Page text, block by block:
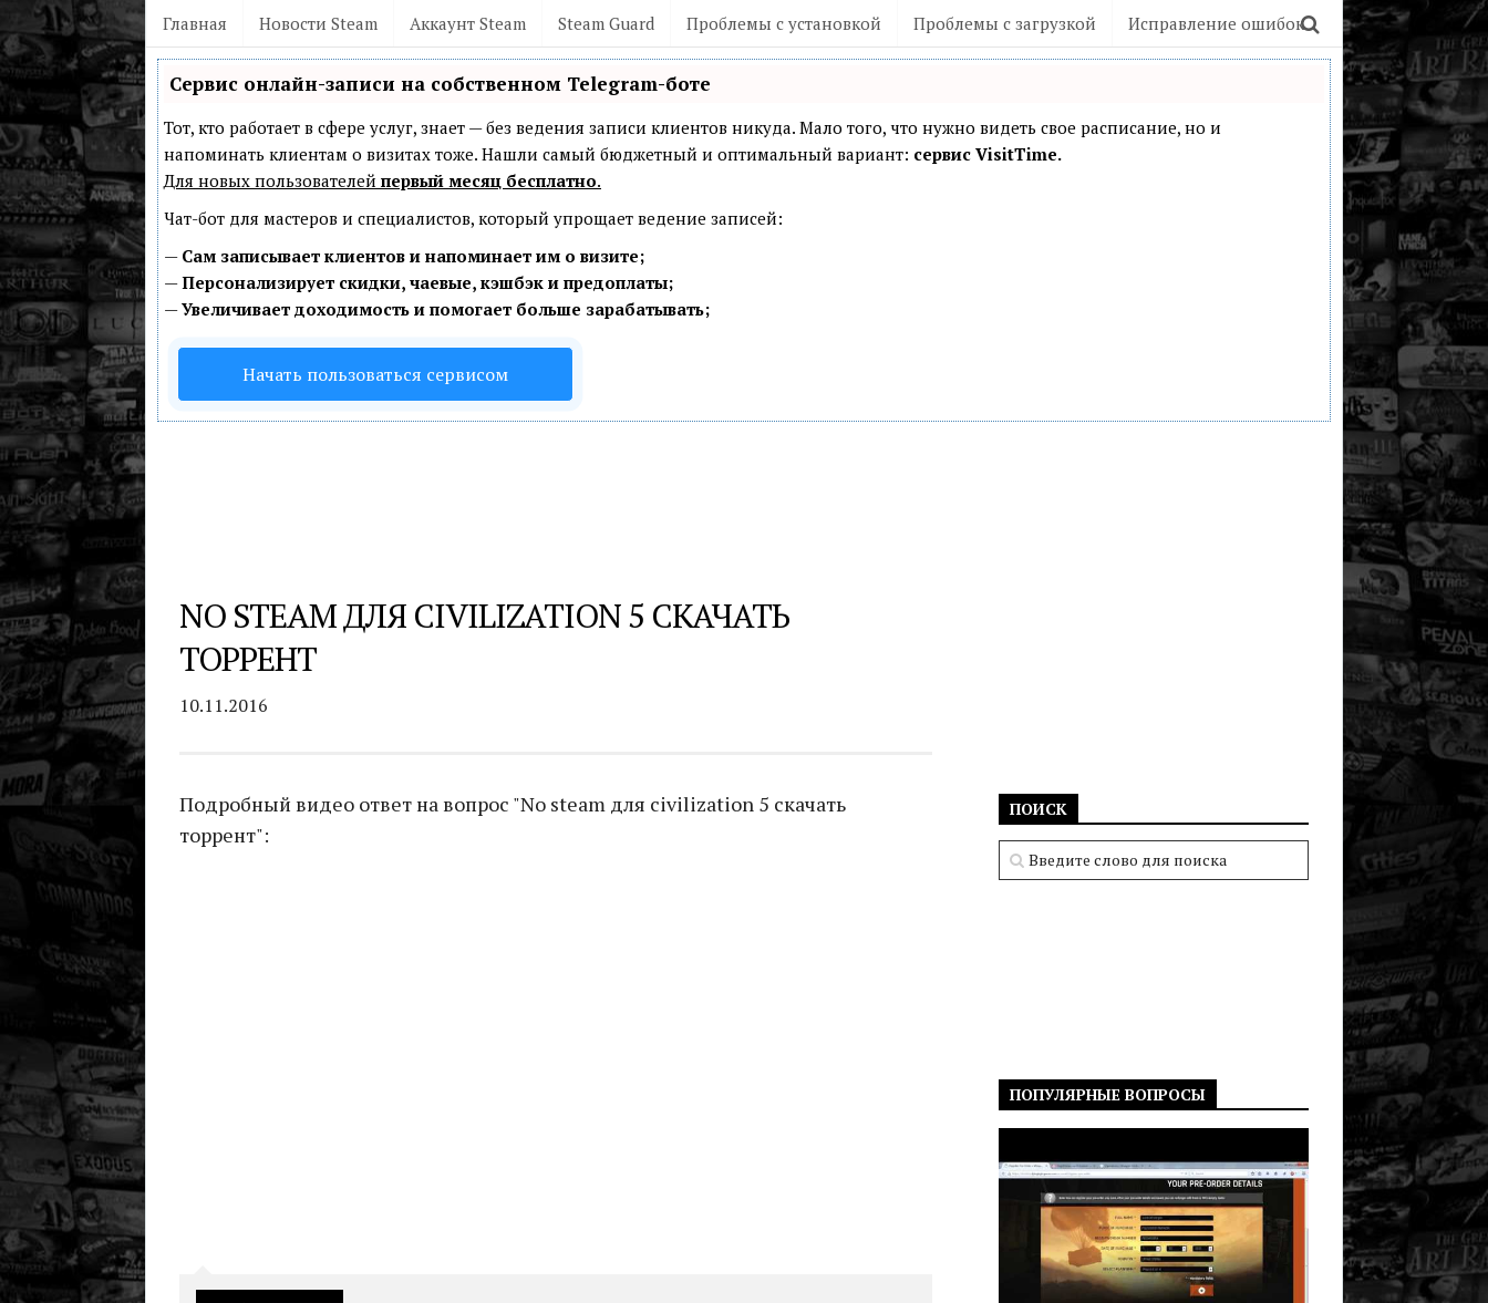
Главная Новости Steam Аккаунт Steam Steam Guard Проблемы с установкой Проблемы с загрузкой Исправление ошибок
Сервис онлайн-записи на собственном Telegram-боте
Тот, кто работает в сфере услуг, знает — без ведения записи клиентов никуда. Мало того, что нужно видеть свое расписание, но и
напоминать клиентам о визитах тоже. Нашли самый бюджетный и оптимальный вариант: сервис VisitTime.
Для новых пользователей первый месяц бесплатно.
Чат-бот для мастеров и специалистов, который упрощает ведение записей:
— Сам записывает клиентов и напоминает им о визите;
—Персонализирует скидки, чаевые, кэшбэк и предоплаты;
—Увеличивает доходимость и помогает больше зарабатывать;
Начать пользоваться сервисом
NO STEAM ДЛЯ CIVILIZATION 5 СКАЧАТЬ
ТОРРЕНТ
10.11.2016
Подробный видео ответ на вопрос "No steam для civilization 5 скачать
торрент":
ПОИСК
ПОПУЛЯРНЫЕ ВОПРОСЫ